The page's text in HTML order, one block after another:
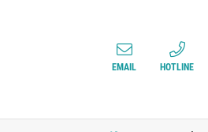
EMAIL HOTLINE